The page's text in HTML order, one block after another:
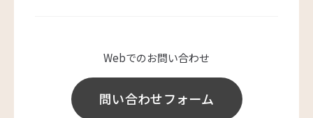
Webでのお問い合わせ
問い合わせフォーム